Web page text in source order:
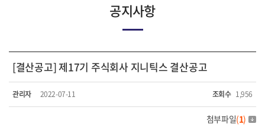
공지사항
[결산공고] 제17기 주식회사 지니틱스 결산공고
관리자 2022-07-11 조회수 1,956
첨부파일(1)